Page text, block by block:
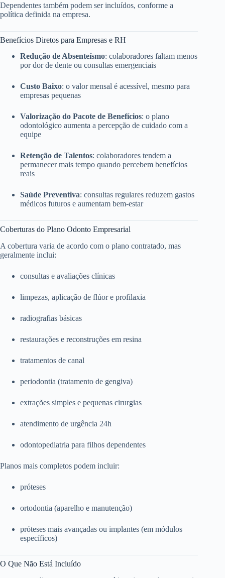
Dependentes também podem ser incluídos, conforme a
política definida na empresa.
Benefícios Diretos para Empresas e RH
Redução de Absenteísmo: colaboradores faltam menos
por dor de dente ou consultas emergenciais
Custo Baixo: o valor mensal é acessível, mesmo para
empresas pequenas
Valorização do Pacote de Benefícios: o plano
odontológico aumenta a percepção de cuidado com a
equipe
Retenção de Talentos: colaboradores tendem a
permanecer mais tempo quando percebem benefícios
reais
Saúde Preventiva: consultas regulares reduzem gastos
médicos futuros e aumentam bem-estar
Coberturas do Plano Odonto Empresarial
A cobertura varia de acordo com o plano contratado, mas
geralmente inclui:
consultas e avaliações clínicas
limpezas, aplicação de flúor e profilaxia
radiografias básicas
restaurações e reconstruções em resina
tratamentos de canal
periodontia (tratamento de gengiva)
extrações simples e pequenas cirurgias
atendimento de urgência 24h
odontopediatria para filhos dependentes
Planos mais completos podem incluir:
próteses
ortodontia (aparelho e manutenção)
próteses mais avançadas ou implantes (em módulos
específicos)
O Que Não Está Incluído